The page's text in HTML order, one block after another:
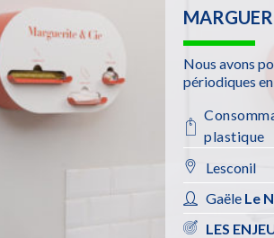
Nous avons
périodiques
plastique
Lesconil
Gaële Le
LES